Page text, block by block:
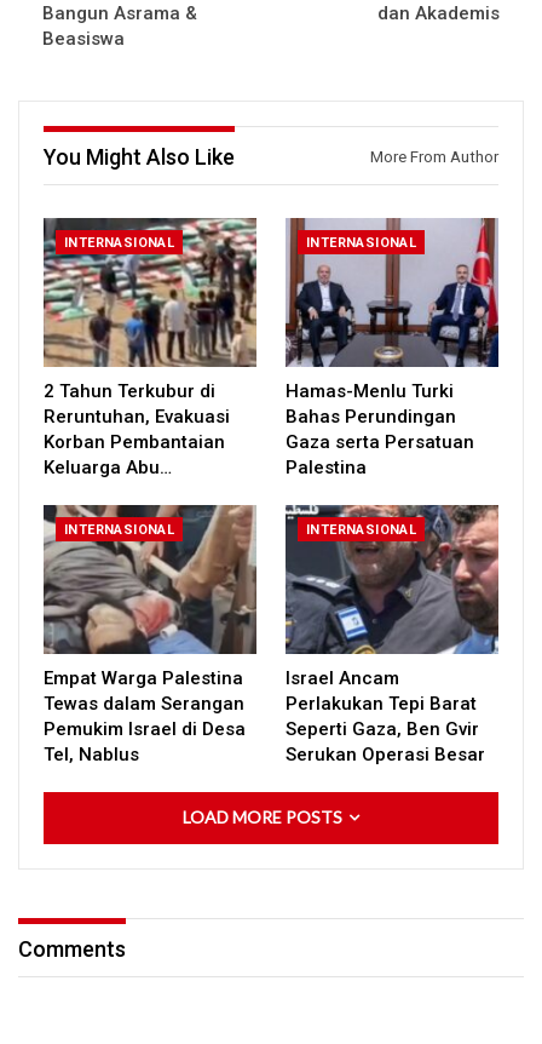
Bangun Asrama &
Beasiswa
dan Akademis
You Might Also Like More From Author
INTERNASIONAL
2 Tahun Terkubur di
Reruntuhan, Evakuasi
Korban Pembantaian
Keluarga Abu…
INTERNASIONAL
Hamas-Menlu Turki
Bahas Perundingan
Gaza serta Persatuan
Palestina
INTERNASIONAL
Empat Warga Palestina
Tewas dalam Serangan
Pemukim Israel di Desa
Tel, Nablus
INTERNASIONAL
Israel Ancam
Perlakukan Tepi Barat
Seperti Gaza, Ben Gvir
Serukan Operasi Besar
LOAD MORE POSTS
Comments